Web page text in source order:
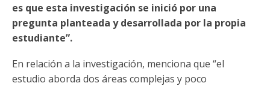
es que esta investigación se inició por una
pregunta planteada y desarrollada por la propia
estudiante”.
En relación a la investigación, menciona que “el
estudio aborda dos áreas complejas y poco